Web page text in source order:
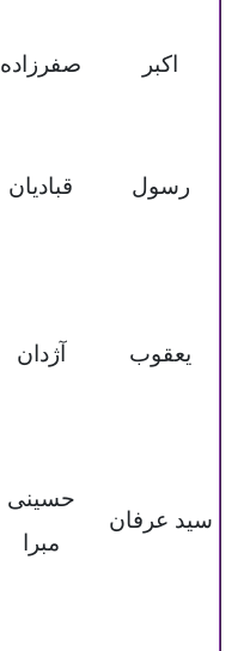
اکبر صفرزاده
رسول قبادیان
یعقوب آژدان
سید عرفان
حسینی
مبرا